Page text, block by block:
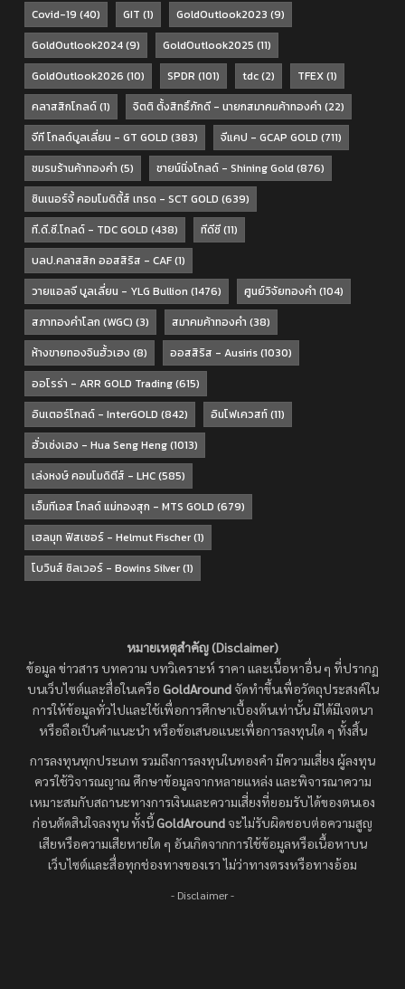
Covid-19 (40) GIT (1) GoldOutlook2023 (9)
GoldOutlook2024(9) GoldOutlook2025 (11)
GoldOutlook2026 (10) SPDR (101) tdc(2) TFEX(1)
คลาสสิกโกลด์(1) จิตติ ตั้งสิทธิ์ภักดี - นายกสมาคมค้าทองคำ (22)
จีที โกลด์บูลเลี่ยน - GT GOLD (383) จีแคป - GCAP GOLD (711)
ชมรมร้านค้าทองคำ (5) ชายน์นิ่งโกลด์ - Shining Gold (876)
ซินเนอร์จี้ คอมโมดิตี้ส์ เทรด - SCT GOLD (639)
ที.ดี.ซี.โกลด์ - TDC GOLD (438) ทีดีซี(11)
บลป.คลาสสิก ออสสิริส - CAF(1)
วายแอลจี บูลเลี่ยน - YLG Bullion (1476) ศูนย์วิจัยทองคำ (104)
สภาทองคำโลก (WGC) (3) สมาคมค้าทองคำ (38)
ห้างขายทองจินฮั้วเฮง (8) ออสสิริส - Ausiris(1030)
ออโรร่า - ARR GOLD Trading(615)
อินเตอร์โกลด์ - InterGOLD (842) อินโฟเควสท์(11)
ฮั่วเซ่งเฮง - Hua Seng Heng(1013)
เล่งหงษ์ คอมโมดิตีส์ - LHC(585)
เอ็มทีเอส โกลด์ แม่ทองสุก - MTS GOLD (679)
เฮลมุท ฟิสเชอร์ - Helmut Fischer(1)
โบวินส์ ซิลเวอร์ - Bowins Silver(1)
หมายเหตุสำคัญ (Disclaimer)
ข้อมูล ข่าวสาร บทความ บทวิเคราะห์ ราคา และเนื้อหาอื่น ๆ ที่ปรากฏ
บนเว็บไซต์และสื่อในเครือ GoldAroundจัดทำขึ้นเพื่อวัตถุประสงค์ใน
การให้ข้อมูลทั่วไปและใช้เพื่อการศึกษาเบื้องต้นเท่านั้น มิได้มีเจตนา
หรือถือเป็นคำแนะนำ หรือข้อเสนอแนะเพื่อการลงทุนใด ๆ ทั้งสิ้น
การลงทุนทุกประเภท รวมถึงการลงทุนในทองคำ มีความเสี่ยง ผู้ลงทุน
ควรใช้วิจารณญาณ ศึกษาข้อมูลจากหลายแหล่ง และพิจารณาความ
เหมาะสมกับสถานะทางการเงินและความเสี่ยงที่ยอมรับได้ของตนเอง
ก่อนตัดสินใจลงทุน ทั้งนี้GoldAround จะไม่รับผิดชอบต่อความสูญ
เสียหรือความเสียหายใด ๆ อันเกิดจากการใช้ข้อมูลหรือเนื้อหาบน
เว็บไซต์และสื่อทุกช่องทางของเรา ไม่ว่าทางตรงหรือทางอ้อม
- Disclaimer -